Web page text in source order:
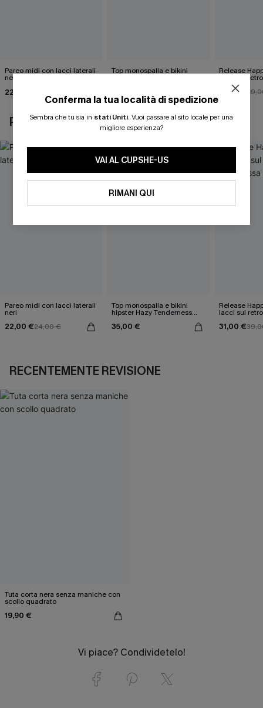
Pareo midi con lacci laterali
neri
22,00 €
Top monospalla e bikini Release
lacci sul
bassa
31,00 €
POTREBBE INTERESSARTI ANCHE
Pareo midi con lacci laterali
neri
22,00 €24,00 €
Top monospalla e bikini
hipster Hazy Tenderness
35,00 €
Release
lacci sul
31,00 €
RECENTEMENTE REVISIONE
Tuta corta nera senza maniche con
scollo quadrato
19,90 €
Vi piace? Condividetelo!
Conferma la tua località di spedizione
Sembra che tu sia in stati Uniti. Vuoi passare al sito locale per una
migliore esperienza?
VAI AL CUPSHE-US
RIMANI QUI